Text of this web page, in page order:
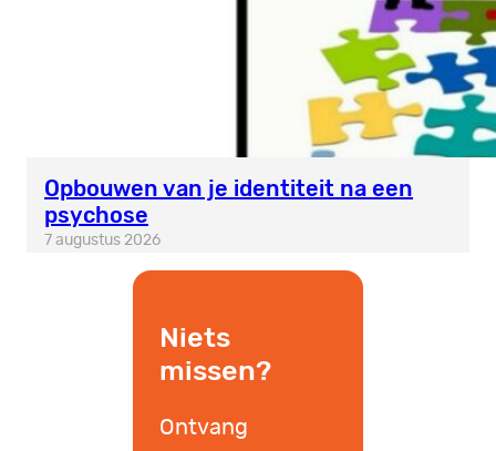
Opbouwen van je identiteit na een
psychose
7 augustus 2026
Niets
missen?
Ontvang